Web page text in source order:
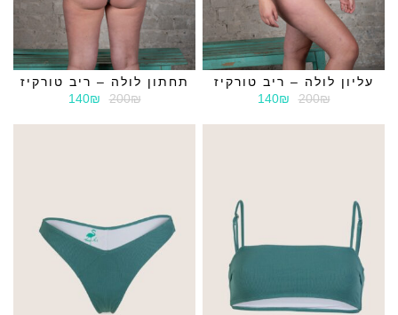
עליון לולה – ריב טורקיז
200₪
140₪
תחתון לולה – ריב טורקיז
200₪
140₪